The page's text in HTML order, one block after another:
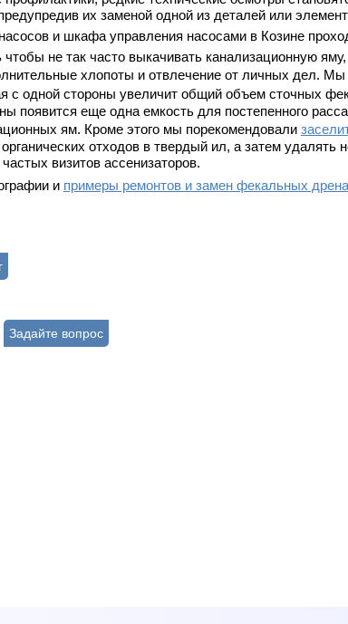
их заменой одной из деталей или
и шкафа управления насосами в Козине
не так часто выкачивать канализационную
хлопоты и отвлечение от личных дел.
с одной стороны увеличит общий объем сточных
появится еще одна емкость для постепенного
ям. Кроме этого мы порекомендовали
отходов в твердый ил, а затем
визитов ассенизаторов.
и примеры ремонтов и замен фекальных
Задайте вопрос